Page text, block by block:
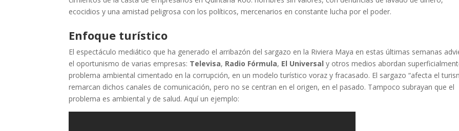
ecocidios y una amistad peligrosa con los políticos, mercenarios en constante lucha por el poder.
Enfoque turístico
El espectáculo mediático que ha generado el arribazón del sargazo en la Riviera Maya en estas últimas semanas
el oportunismo de varias empresas: Televisa, Radio Fórmula, El Universal y otros medios abordan
problema ambiental cimentado en la corrupción, en un modelo turístico voraz y fracasado. El sargazo “afecta el
remarcan dichos canales de comunicación, pero no se centran en el origen, en el pasado. Tampoco subrayan que el
problema es ambiental y de salud. Aquí un ejemplo: